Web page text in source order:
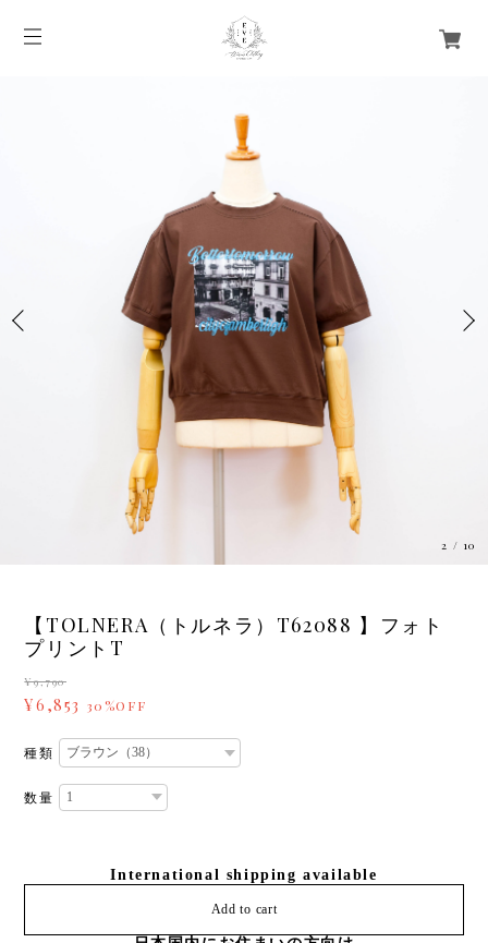
3 / 10
【TOLNERA（トルネラ）T62088 】フォト
プリントT
¥9,790
¥6,853 30%OFF
種類
数量
International shipping available
Add to cart